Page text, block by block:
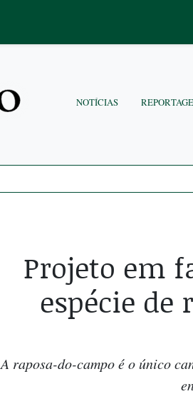
NOTÍCIAS
Projeto em
espécie de
A raposa-do-campo é o único